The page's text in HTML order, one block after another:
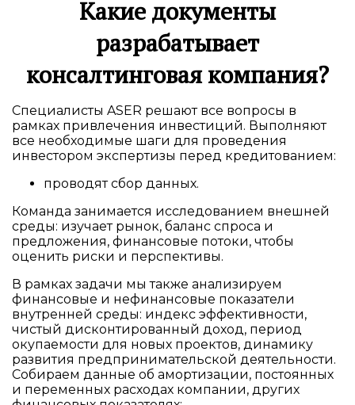
Какие документы
разрабатывает
консалтинговая компания?
Специалисты ASER решают все вопросы в
рамках привлечения инвестиций. Выполняют
все необходимые шаги для проведения
инвестором экспертизы перед кредитованием:
проводят сбор данных.
Команда занимается исследованием внешней
среды: изучает рынок, баланс спроса и
предложения, финансовые потоки, чтобы
оценить риски и перспективы.
В рамках задачи мы также анализируем
финансовые и нефинансовые показатели
внутренней среды: индекс эффективности,
чистый дисконтированный доход, период
окупаемости для новых проектов, динамику
развития предпринимательской деятельности.
Собираем данные об амортизации, постоянных
и переменных расходах компании, других